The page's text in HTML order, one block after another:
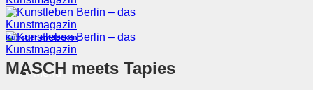
Menü
Künstler entdecken
MASCH meets Tapies